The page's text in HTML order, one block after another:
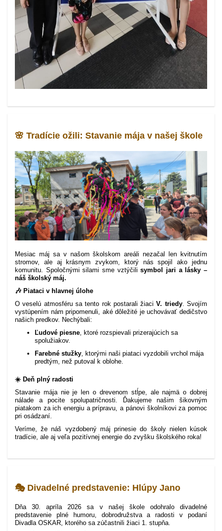
🌸 Tradície ožili: Stavanie mája v našej škole
Mesiac máj sa v našom školskom areáli nezačal len kvitnutím
stromov, ale aj krásnym zvykom, ktorý nás spojil ako jednu
komunitu. Spoločnými silami sme vztýčilisymbol jari a lásky –
náš školský máj.
🎶 Piataci v hlavnej úlohe
O veselú atmosféru sa tento rok postarali žiaciV. triedy. Svojím
vystúpením nám pripomenuli, aké dôležité je uchovávať dedičstvo
našich predkov. Nechýbali:
Ľudové piesne , ktoré rozspievali prizerajúcich sa
spolužiakov.
Farebné stužky , ktorými naši piataci vyzdobili vrchol mája
predtým, než putoval k oblohe.
☀️ Deň plný radosti
Stavanie mája nie je len o drevenom stĺpe, ale najmä o dobrej
nálade a pocite spolupatričnosti. Ďakujeme našim šikovným
piatakom za ich energiu a prípravu, a pánovi školníkovi za pomoc
pri osádzaní.
Veríme, že náš vyzdobený máj prinesie do školy nielen kúsok
tradície, ale aj veľa pozitívnej energie do zvyšku školského roka!
🎭 Divadelné predstavenie: Hlúpy Jano
Dňa 30. apríla 2026 sa v našej škole odohralo divadelné
predstavenie plné humoru, dobrodružstva a radosti v podaní
Divadla OSKAR, ktorého sa zúčastnili žiaci 1. stupňa.